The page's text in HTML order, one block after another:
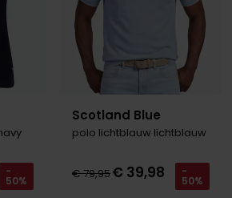
-
50%
Scotland Blue
polo lichtblauw lichtblauw
€ 79,95€ 39,98 -
50%